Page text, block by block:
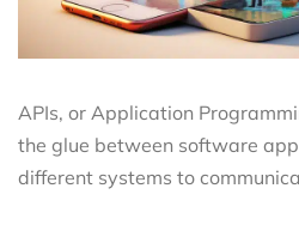
APIs, or Application
the glue between software
different systems to